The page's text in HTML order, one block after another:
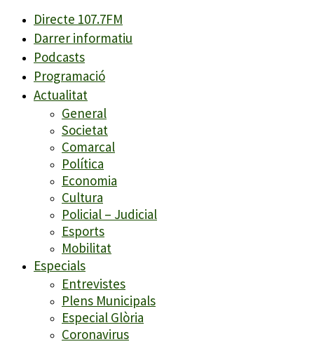
Directe 107.7FM
Darrer informatiu
Podcasts
Programació
Actualitat
General
Societat
Comarcal
Política
Economia
Cultura
Policial – Judicial
Esports
Mobilitat
Especials
Entrevistes
Plens Municipals
Especial Glòria
Coronavirus